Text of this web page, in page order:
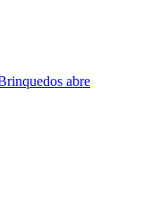
abre